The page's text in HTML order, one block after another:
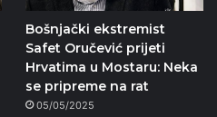
Bošnjački ekstremist
Safet Oručević prijeti
Hrvatima u Mostaru: Neka
se pripreme na rat
05/05/2025